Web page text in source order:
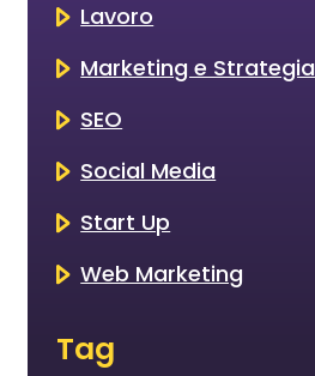
Lavoro
Marketing e Strategia
SEO
Social Media
Start Up
Web Marketing
Tag